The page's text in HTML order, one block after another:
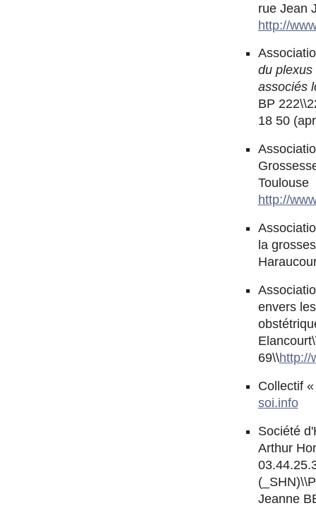
rue Jean
http://
du plexus
associés
BP
18 50
Toulouse
http://
la
envers
69\\http://
Collectif
soi.info
Société
Arthur
Jeanne